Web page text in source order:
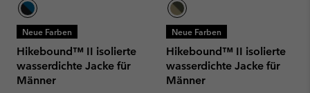
Neue Farben
Hikebound™ II isolierte
wasserdichte Jacke für
Männer
Neue Farben
Hikebound™ II isolierte
wasserdichte Jacke für
Männer